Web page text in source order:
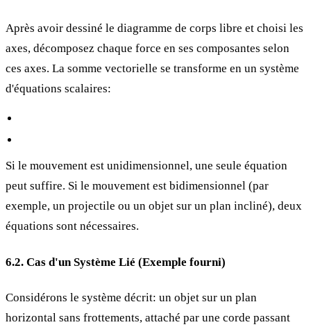
Après avoir dessiné le diagramme de corps libre et choisi les
axes, décomposez chaque force en ses composantes selon
ces axes. La somme vectorielle se transforme en un système
d'équations scalaires:
Si le mouvement est unidimensionnel, une seule équation
peut suffire. Si le mouvement est bidimensionnel (par
exemple, un projectile ou un objet sur un plan incliné), deux
équations sont nécessaires.
6.2. Cas d'un Système Lié (Exemple fourni)
Considérons le système décrit: un objet sur un plan
horizontal sans frottements, attaché par une corde passant